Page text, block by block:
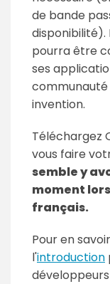
de bande
disponibilité).
pourra être
ses
invention.
Téléchargez
vous faire
semble y
moment
français.
Pour en
l'introduction